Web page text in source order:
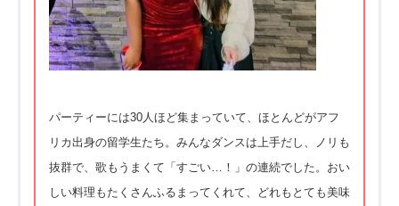
パーティーには30人ほど集まっていて、ほとんどがアフ
リカ出身の留学生たち。みんなダンスは上手だし、ノリも
抜群で、歌もうまくて「すごい…！」の連続でした。おい
しい料理もたくさんふるまってくれて、どれもとても美味